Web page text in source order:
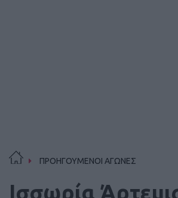
ΠΡΟΗΓΟΥΜΕΝΟΙ ΑΓΩΝΕΣ
Ισσωρία